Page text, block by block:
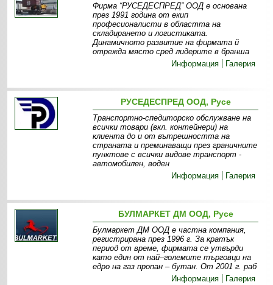
Фирма “РУСЕДЕСПРЕД” ООД е основана
през 1991 година от екип
професионалисти в областта на
складирането и логистиката.
Динамичното развитие на фирмата й
отрежда място сред лидерите в бранша
Информация
Галерия
РУСЕДЕСПРЕД ООД, Русе
Транспортно-спедиторско обслужване на
всички товари (вкл. контейнери) на
клиента до и от вътрешността на
страната и преминаващи през граничните
пунктове с всички видове транспорт -
автомобилен, воден
Информация
Галерия
БУЛМАРКЕТ ДМ ООД, Русе
Булмаркет ДМ ООД е частна компания,
регистрирана през 1996 г. За кратък
период от време, фирмата се утвърди
като един от най–големите търговци на
едро на газ пропан – бутан. От 2001 г. раб
Информация
Галерия